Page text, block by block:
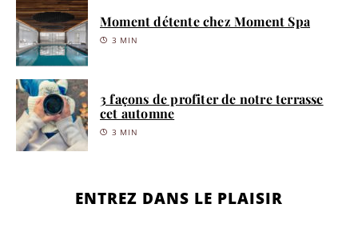
Moment détente chez Moment Spa
3 MIN
3 façons de profiter de notre terrasse
cet automne
3 MIN
ENTREZ DANS LE PLAISIR